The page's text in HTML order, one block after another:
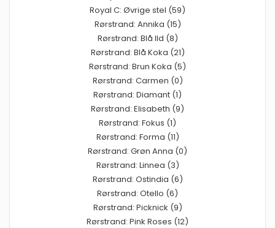
Royal C: Øvrige stel (59)
Rørstrand: Annika (15)
Rørstrand: Blå Ild (8)
Rørstrand: Blå Koka (21)
Rørstrand: Brun Koka (5)
Rørstrand: Carmen (0)
Rørstrand: Diamant (1)
Rørstrand: Elisabeth (9)
Rørstrand: Fokus (1)
Rørstrand: Forma (11)
Rørstrand: Grøn Anna (0)
Rørstrand: Linnea (3)
Rørstrand: Ostindia (6)
Rørstrand: Otello (6)
Rørstrand: Picknick (9)
Rørstrand: Pink Roses (12)